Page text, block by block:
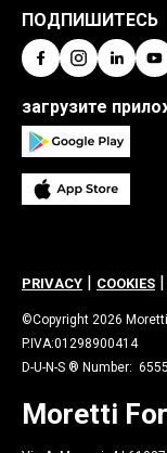
ПОДПИШИТЕСЬ
загрузите
PRIVACY | COOKIES |
©Copyright 2026
P.IVA:01298900414
D-U-N-S ® Number:
Moretti